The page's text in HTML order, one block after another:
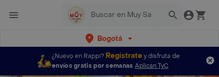
Bogotá
¿Nuevo en Rappi? Regístratey disfruta de
envíos gratis por semanas Aplican TyC